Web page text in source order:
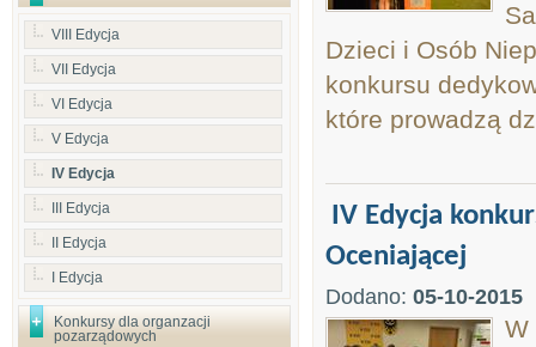
VIII Edycja
VII Edycja
VI Edycja
V Edycja
IV Edycja
III Edycja
II Edycja
I Edycja
Konkursy dla organzacji
pozarządowych
Dzieci i Osób
konkursu
które prowadzą
IV Edycja
Oceniającej
Dodano: 05-10-2015
W